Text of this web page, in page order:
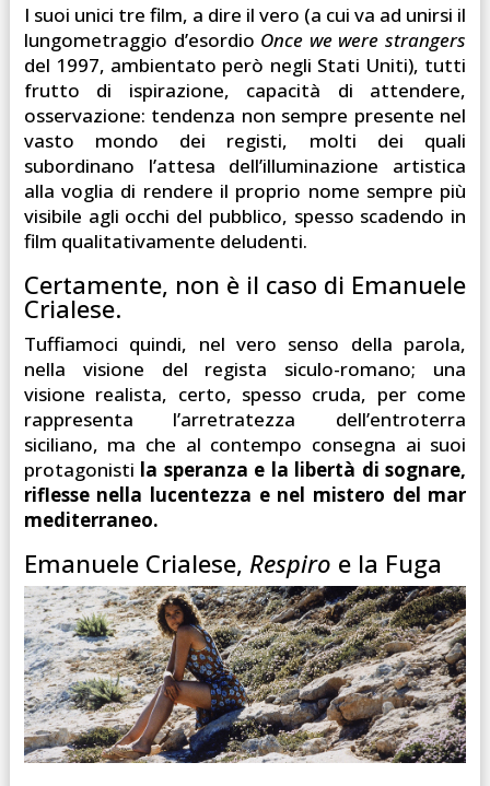
I suoi unici tre film, a dire il vero (a cui va ad unirsi il
lungometraggio d’esordio Once we were strangers
del 1997, ambientato però negli Stati Uniti), tutti
frutto di ispirazione, capacità di attendere,
osservazione: tendenza non sempre presente nel
vasto mondo dei registi, molti dei quali
subordinano l’attesa dell’illuminazione artistica
alla voglia di rendere il proprio nome sempre più
visibile agli occhi del pubblico, spesso scadendo in
film qualitativamente deludenti.
Certamente, non è il caso di Emanuele
Crialese.
Tuffiamoci quindi, nel vero senso della parola,
nella visione del regista siculo-romano; una
visione realista, certo, spesso cruda, per come
rappresenta l’arretratezza dell’entroterra
siciliano, ma che al contempo consegna ai suoi
protagonisti la speranza e la libertà di sognare,
riflesse nella lucentezza e nel mistero del mar
mediterraneo.
Emanuele Crialese, Respiro e la Fuga